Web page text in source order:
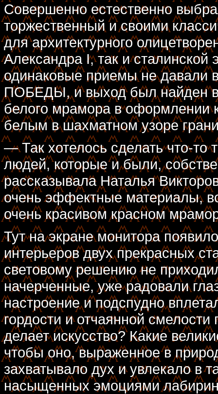
Совершенно естественно
торжественный и своими
для архитектурного
Александра I, так и сталинской
одинаковые приемы не давали
ПОБЕДЫ, и выход был найден в
белого мрамора в оформлении
белым в шахматном узоре
— Так хотелось сделать что-то
людей, которые и были,
рассказывала Наталья
очень эффектные материалы,
очень красивом красном
Тут на экране монитора
интерьеров двух прекрасных
световому решению не
начерченные, уже радовали
настроение и подспудно
гордости и отчаянной смелости
делает искусство? Какие
чтобы оно, выраженное в
захватывало дух и увлекало в
насыщенных эмоциями